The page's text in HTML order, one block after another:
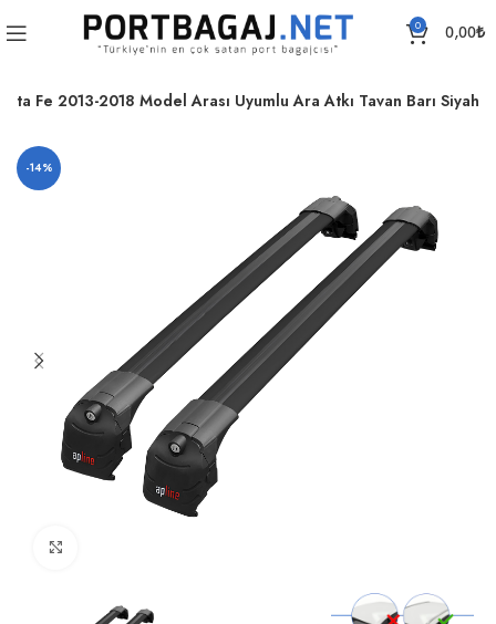
0 0,00₺
Fe 2013-2018 Model Arası Uyumlu Ara Atkı Tavan Barı Siyah
-14%